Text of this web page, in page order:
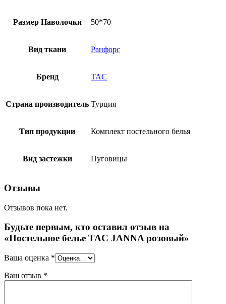
Размер Наволочки 50*70
Вид ткани Ранфорс
Бренд TAC
Страна производитель Турция
Тип продукции Комплект постельного белья
Вид застежки Пуговицы
Отзывы
Отзывов пока нет.
Будьте первым, кто оставил отзыв на
«Постельное белье TAC JANNA розовый»
Ваша оценка *
Ваш отзыв *